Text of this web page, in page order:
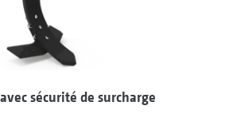
sécurité de surcharge